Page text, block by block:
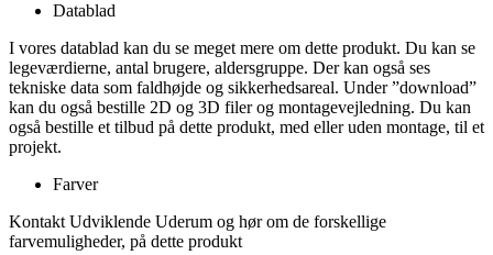
Datablad
I vores datablad kan du se meget mere om dette produkt. Du kan se
legeværdierne, antal brugere, aldersgruppe. Der kan også ses
tekniske data som faldhøjde og sikkerhedsareal. Under ”download”
kan du også bestille 2D og 3D filer og montagevejledning. Du kan
også bestille et tilbud på dette produkt, med eller uden montage, til et
projekt.
Farver
Kontakt Udviklende Uderum og hør om de forskellige
farvemuligheder, på dette produkt